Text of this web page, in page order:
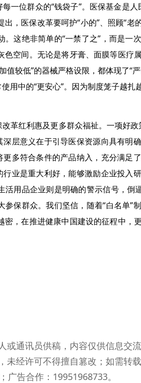
一位群众的“钱袋子”。医保基金是
，医保改革要呵护“小的”、照顾“老
。这绝非简单的“一禁了之”，而是一
色空间。无论是将牙膏、面膜等医疗
值较低”的器械严格设限，都体现了“
用中的“更安心”。因为制度笼子越
革红利惠及更多群众福祉。一项好
深层意义在于引导医保资源向具有明
更多符合条件的产品纳入，充分满足
行业是重大利好，能够激励企业投入
活用品企业则是明确的警示信号，倒
参保群众。我们坚信，随着“白名单”
密，在推进健康中国建设的征程中，
或通讯员供稿，内容仅供信息交
未经许可不得擅自篡改；如需转
广告合作：19951968733。